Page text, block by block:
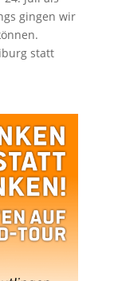
gingen wir
statt